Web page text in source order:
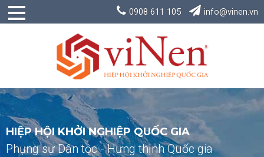
0908 611 105 info@vinen.vn
HIỆP HỘI KHỞI NGHIỆP QUỐC GIA
Phụng sự Dân tộc - Hưng thịnh Quốc gia